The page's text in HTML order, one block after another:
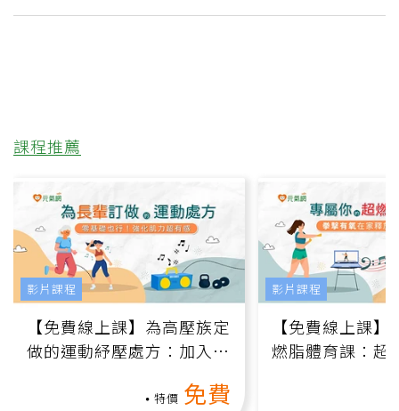
課程推薦
【免費線上課】為高壓族定
做的運動紓壓處方：加入行
特價 免費
影片課程
【免費線上課
燃脂體育課：超
影片課程